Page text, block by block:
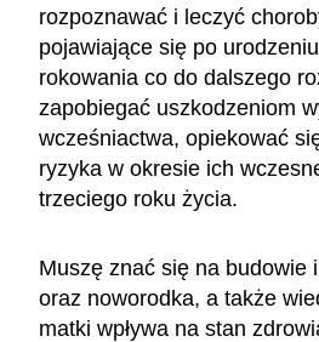
rozpoznawać i leczyć
pojawiające się po
rokowania co do dalszego
zapobiegać uszkodzeniom
wcześniactwa, opiekować
ryzyka w okresie ich
trzeciego roku życia.
Muszę znać się na budowie
oraz noworodka, a także
matki wpływa na stan